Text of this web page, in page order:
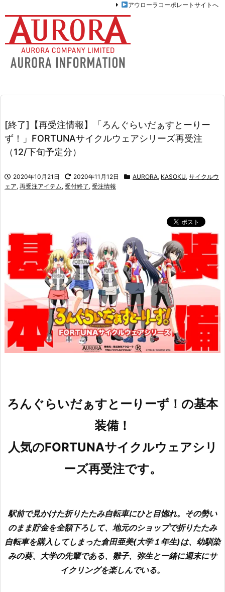
アウローラコーポレートサイトへ
[終了]【再受注情報】「ろんぐらいだぁすとーりー
ず！」FORTUNAサイクルウェアシリーズ再受注
（12/下旬予定分）
2020年10月21日 2020年11月12日 AURORA, KASOKU, サイクルウ
ェア, 再受注アイテム, 受付終了 , 受注情報
ろんぐらいだぁすとーりーず！の基本
装備！
人気のFORTUNAサイクルウェアシリ
ーズ再受注です。
駅前で見かけた折りたたみ自転車にひと目惚れ。その勢い
のまま貯金を全額下ろして、地元のショップで折りたたみ
自転車を購入してしまった倉田亜美(大学１年生)は、幼馴染
みの葵、大学の先輩である、雛子、弥生と一緒に週末にサ
イクリングを楽しんでいる。